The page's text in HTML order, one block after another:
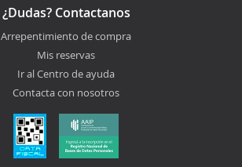
¿Dudas? Contactanos
Arrepentimiento de compra
Mis reservas
Ir al Centro de ayuda
Contacta con nosotros